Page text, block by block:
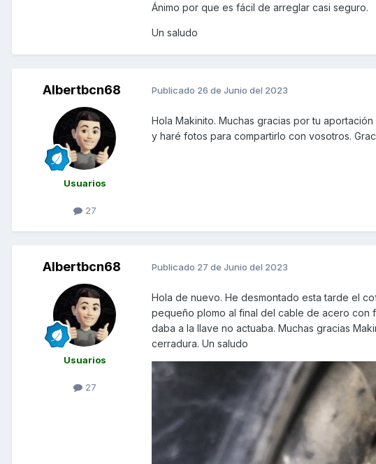
Ánimo por que es fácil de arreglar casi seguro.
Un saludo
Albertbcn68
Usuarios
27
Publicado 26 de Junio del 2023
Hola Makinito. Muchas gracias por tu
y haré fotos para compartirlo con vosotros.
Albertbcn68
Usuarios
27
Publicado 27 de Junio del 2023
Hola de nuevo. He desmontado esta tarde el
pequeño plomo al final del cable de acero con
daba a la llave no actuaba. Muchas gracias
cerradura. Un saludo